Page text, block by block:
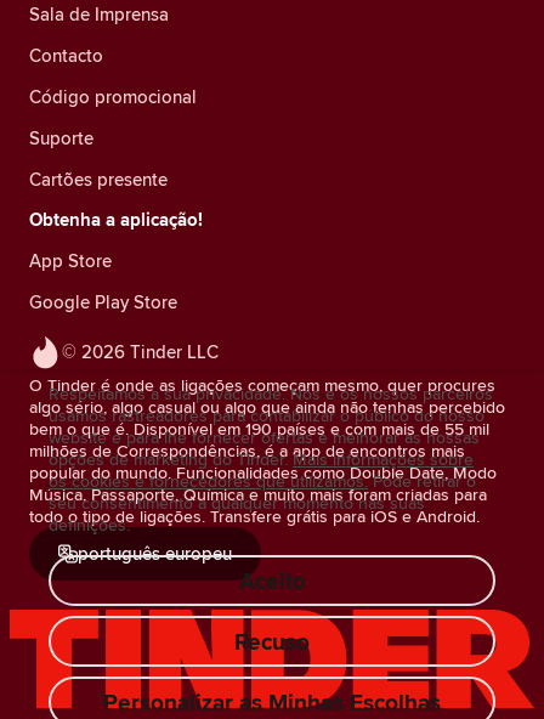
© 2026 Tinder LLC
O Tinder é onde as ligações começam mesmo, quer procures
algo sério, algo casual ou algo que ainda não tenhas percebido
bem o que é. Disponível em 190 países e com mais de 55 mil
milhões de Correspondências, é a app de encontros mais
popular do mundo. Funcionalidades como Double Date, Modo
Música, Passaporte, Química e muito mais foram criadas para
todo o tipo de ligações. Transfere grátis para iOS e Android.
português europeu
Sala de Imprensa
Contacto
Código promocional
Suporte
Cartões presente
Obtenha a aplicação!
App Store
Google Play Store
Respeitamos a sua privacidade. Nós e os nossos parceiros
usamos rastreadores para contabilizar o público do nosso
website e para lhe fornecer ofertas e melhorar as nossas
opções de marketing do Tinder. Mais informações sobre
os cookies e fornecedores que utilizamos. Pode retirar o
seu consentimento a qualquer momento nas suas
definições.
Aceito
Recuso
Personalizar as Minhas Escolhas